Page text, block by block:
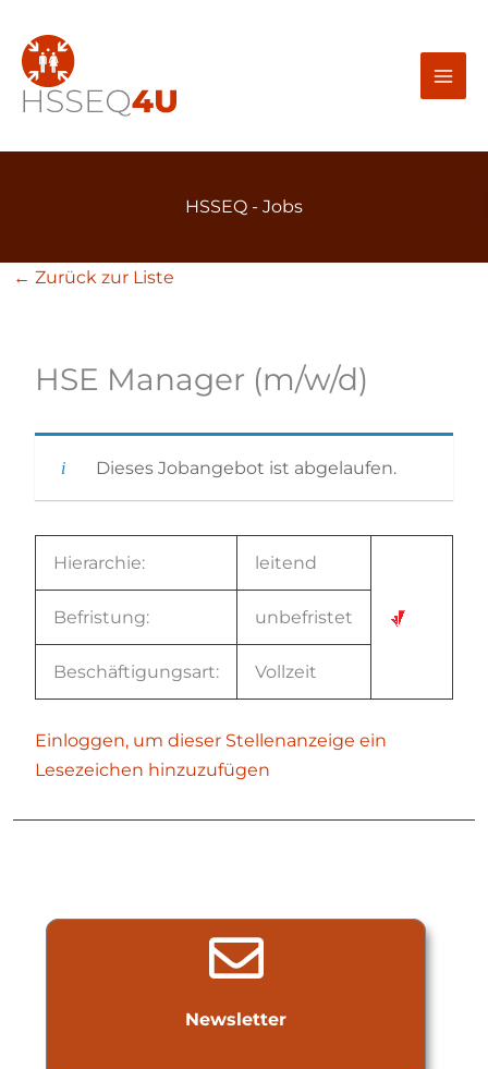
Inhalt
springen
HSSEQ - Jobs
Newsletter
← Zurück zur Liste
HSE Manager (m/w/d)
Dieses Jobangebot ist abgelaufen.
Hierarchie: leitend
Befristung: unbefristet
Beschäftigungsart: Vollzeit
Einloggen, um dieser Stellenanzeige ein
Lesezeichen hinzuzufügen